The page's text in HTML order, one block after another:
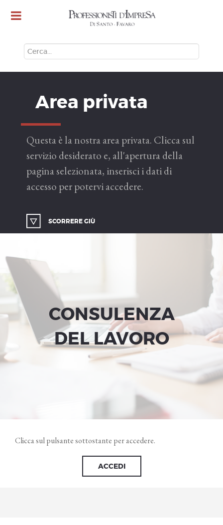
Area privata
Questa è la nostra area privata. Clicca sul
servizio desiderato e, all'apertura della
pagina selezionata, inserisci i dati di
accesso per potervi accedere.
SCORRERE GIÙ
CONSULENZA
DEL LAVORO
Clicca sul pulsante sottostante per accedere.
ACCEDI